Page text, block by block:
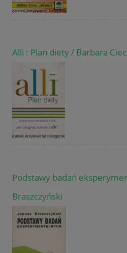
Alli : Plan diety / Barbara
Podstawy badań
Braszczyński